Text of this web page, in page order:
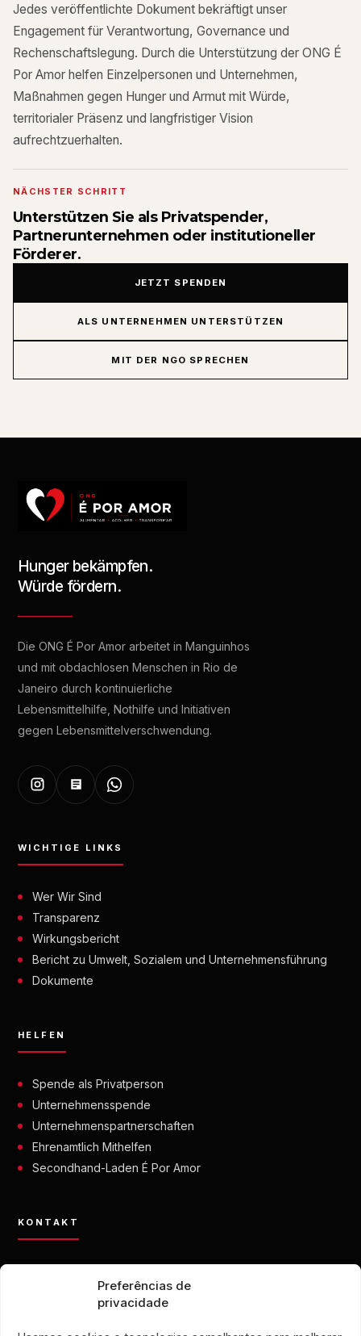
Preferências de
privacidade
Jedes veröffentlichte Dokument bekräftigt unser
Engagement für Verantwortung, Governance und
Rechenschaftslegung. Durch die Unterstützung der ONG É
Por Amor helfen Einzelpersonen und Unternehmen,
Maßnahmen gegen Hunger und Armut mit Würde,
territorialer Präsenz und langfristiger Vision
aufrechtzuerhalten.
NÄCHSTER SCHRITT
Unterstützen Sie als Privatspender,
Partnerunternehmen oder institutioneller
Förderer.
JETZT SPENDEN
ALS UNTERNEHMEN UNTERSTÜTZEN
MIT DER NGO SPRECHEN
Hunger bekämpfen.
Würde fördern.
Die ONG É Por Amor arbeitet in Manguinhos
und mit obdachlosen Menschen in Rio de
Janeiro durch kontinuierliche
Lebensmittelhilfe, Nothilfe und Initiativen
gegen Lebensmittelverschwendung.
WICHTIGE LINKS
Wer Wir Sind
Transparenz
Wirkungsbericht
Bericht zu Umwelt, Sozialem und Unternehmensführung
Dokumente
HELFEN
Spende als Privatperson
Unternehmensspende
Unternehmenspartnerschaften
Ehrenamtlich Mithelfen
Secondhand-Laden É Por Amor
KONTAKT
+55 21 99028-9090
ONG É POR AMOR